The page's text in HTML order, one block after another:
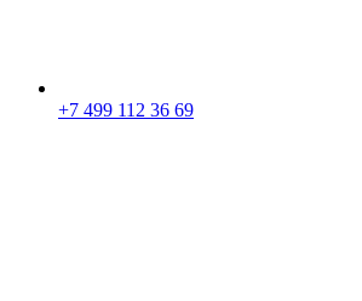
+7 499 112 36 69